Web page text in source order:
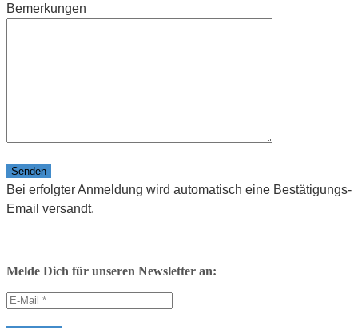
Bemerkungen
Bitte lasse dieses Feld leer.
Bei erfolgter Anmeldung wird automatisch eine Bestätigungs-
Email versandt.
Melde Dich für unseren Newsletter an: